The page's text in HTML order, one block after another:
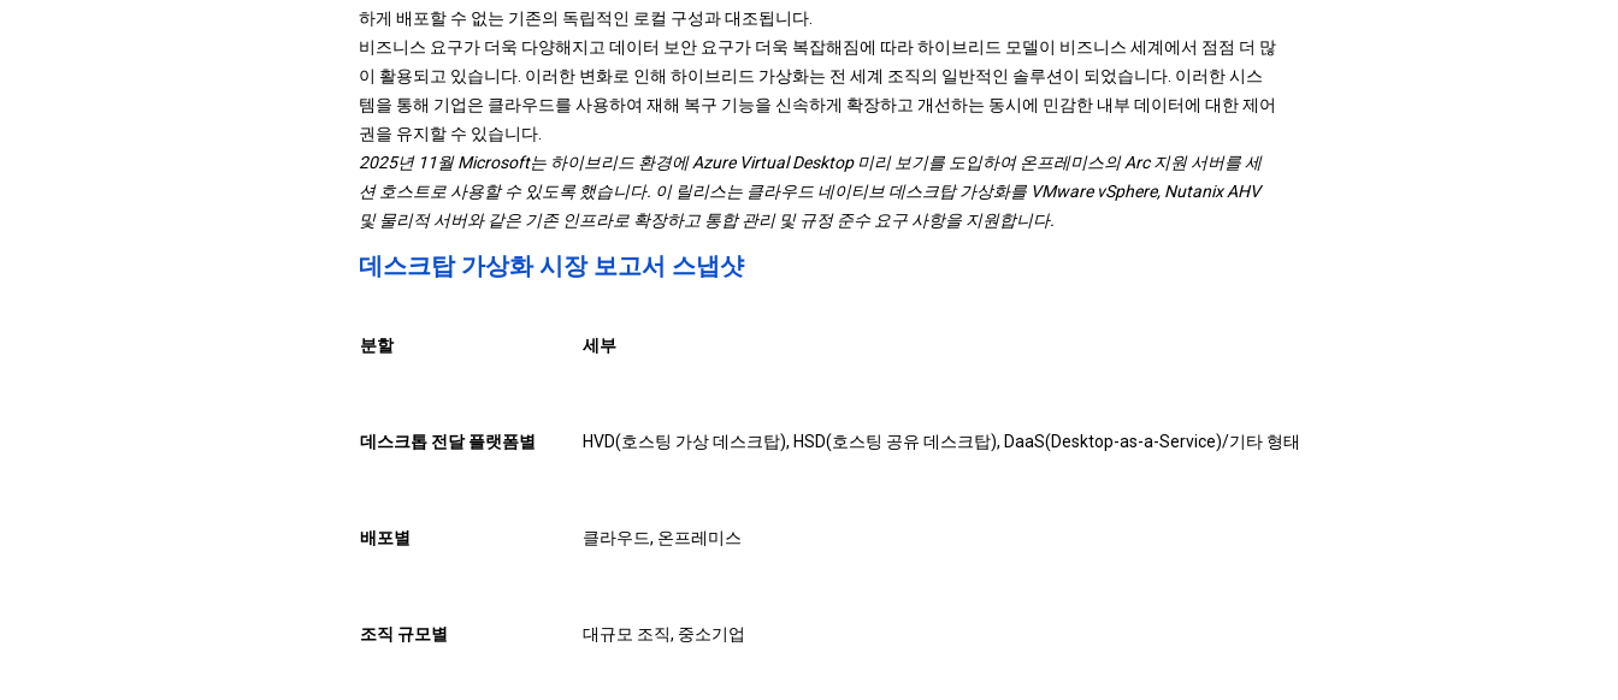
하게 배포할 수 없는 기존의 독립적인 로컬 구성과 대조됩니다.
비즈니스 요구가 더욱 다양해지고 데이터 보안 요구가 더욱 복잡해짐에 따라 하이브리드 모델이 비즈니스 세계에서 점점 더 많
이 활용되고 있습니다. 이러한 변화로 인해 하이브리드 가상화는 전 세계 조직의 일반적인 솔루션이 되었습니다. 이러한 시스
템을 통해 기업은 클라우드를 사용하여 재해 복구 기능을 신속하게 확장하고 개선하는 동시에 민감한 내부 데이터에 대한 제어
권을 유지할 수 있습니다.
2025년 11월 Microsoft는 하이브리드 환경에 Azure Virtual Desktop 미리 보기를 도입하여 온프레미스의 Arc 지원 서버를 세
션 호스트로 사용할 수 있도록 했습니다. 이 릴리스는 클라우드 네이티브 데스크탑 가상화를 VMware vSphere, Nutanix AHV
및 물리적 서버와 같은 기존 인프라로 확장하고 통합 관리 및 규정 준수 요구 사항을 지원합니다.
데스크탑 가상화 시장 보고서 스냅샷
분할 세부
데스크톱 전달 플랫폼별 HVD(호스팅 가상 데스크탑), HSD(호스팅 공유 데스크탑), DaaS(Desktop-as-a-Service)/기타 형태
배포별 클라우드, 온프레미스
조직 규모별 대규모 조직, 중소기업